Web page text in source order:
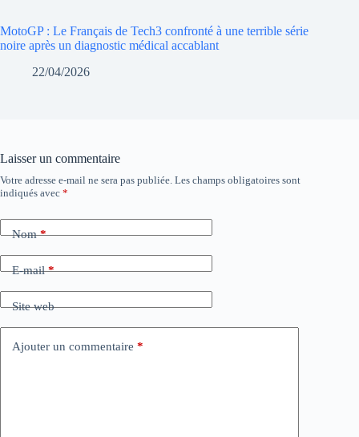
MotoGP : Le Français de Tech3 confronté à une terrible série
noire après un diagnostic médical accablant
22/04/2026
Laisser un commentaire
Votre adresse e-mail ne sera pas publiée. Les champs obligatoires sont
indiqués avec *
Nom*
E-mail*
Site web
Ajouter un commentaire *